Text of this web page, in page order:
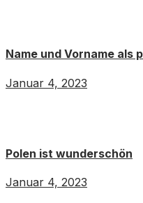
Name und Vorname als
Januar 4, 2023
Polen ist wunderschön
Januar 4, 2023